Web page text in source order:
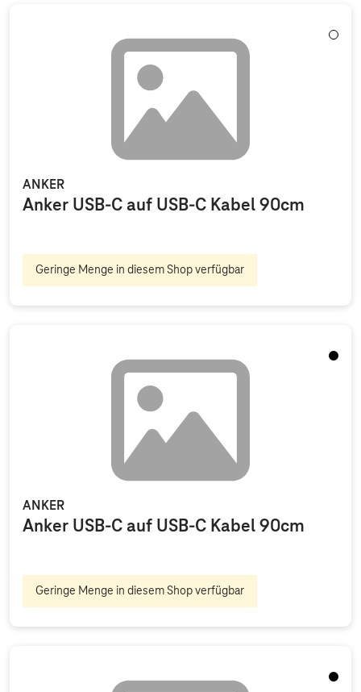
Weiß
ANKER
Anker USB-C auf USB-C Kabel 90cm
Geringe Menge in diesem Shop verfügbar
ANKER
Anker USB-C auf USB-C Kabel 90cm
Geringe Menge in diesem Shop verfügbar